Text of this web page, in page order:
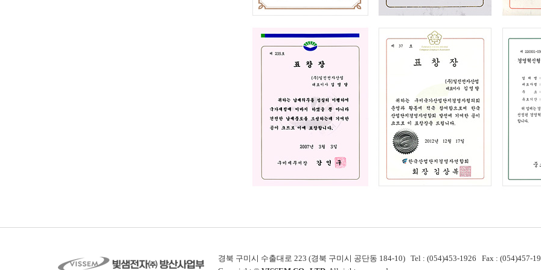
경북 구미시 수출대로 223 (경북 구미시 공단동 184-10) Tel : (054)453-1926 Fax : (054)457-